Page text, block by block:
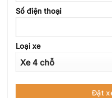
Số điện thoại
Loại xe